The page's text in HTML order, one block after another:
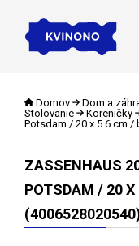
Domov Dom a
Stolovanie
Koreničky
Potsdam / 20 x 5.6 cm /
ZASSENHAUS
POTSDAM / 20